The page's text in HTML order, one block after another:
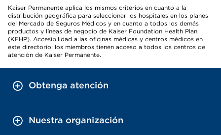
Kaiser Permanente aplica los mismos criterios en cuanto a la
distribución geográfica para seleccionar los hospitales en los planes
del Mercado de Seguros Médicos y en cuanto a todos los demás
productos y líneas de negocio de Kaiser Foundation Health Plan
(KFHP). Accesibilidad a las oficinas médicas y centros médicos en
este directorio: los miembros tienen acceso a todos los centros de
atención de Kaiser Permanente.
Obtenga atención
Nuestra organización